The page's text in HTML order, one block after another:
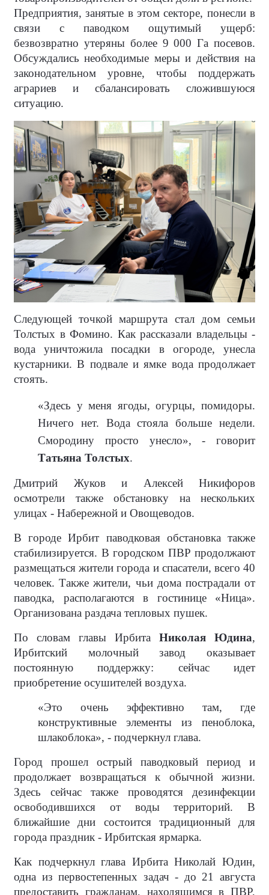
Предприятия, занятые в этом секторе, понесли в
связи с паводком ощутимый ущерб:
безвозвратно утеряны более 9 000 Га посевов.
Обсуждались необходимые меры и действия на
законодательном уровне, чтобы поддержать
аграриев и сбалансировать сложившуюся
ситуацию.
Следующей точкой маршрута стал дом семьи
Толстых в Фомино. Как рассказали владельцы -
вода уничтожила посадки в огороде, унесла
кустарники. В подвале и ямке вода продолжает
стоять.
«Здесь у меня ягоды, огурцы, помидоры.
Ничего нет. Вода стояла больше недели.
Смородину просто унесло», - говорит
Татьяна Толстых.
Дмитрий Жуков и Алексей Никифоров
осмотрели также обстановку на нескольких
улицах - Набережной и Овощеводов.
В городе Ирбит паводковая обстановка также
стабилизируется. В городском ПВР продолжают
размещаться жители города и спасатели, всего 40
человек. Также жители, чьи дома пострадали от
паводка, располагаются в гостинице «Ница».
Организована раздача тепловых пушек.
По словам главы Ирбита Николая Юдина,
Ирбитский молочный завод оказывает
постоянную поддержку: сейчас идет
приобретение осушителей воздуха.
«Это очень эффективно там, где
конструктивные элементы из пеноблока,
шлакоблока», - подчеркнул глава.
Город прошел острый паводковый период и
продолжает возвращаться к обычной жизни.
Здесь сейчас также проводятся дезинфекции
освободившихся от воды территорий. В
ближайшие дни состоится традиционный для
города праздник - Ирбитская ярмарка.
Как подчеркнул глава Ирбита Николай Юдин,
одна из первостепенных задач - до 21 августа
предоставить гражданам, находящимся в ПВР,